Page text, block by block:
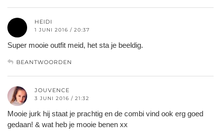
HEIDI
1 JUNI 2016 / 20:37
Super mooie outfit meid, het sta je beeldig.
BEANTWOORDEN
JOUVENCE
3 JUNI 2016 / 21:32
Mooie jurk hij staat je prachtig en de combi vind ook erg goed
gedaan! & wat heb je mooie benen xx